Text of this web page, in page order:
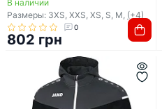
В наличии
Размеры: 3XS, XXS, XS, S, M, (+4)
0
802 грн